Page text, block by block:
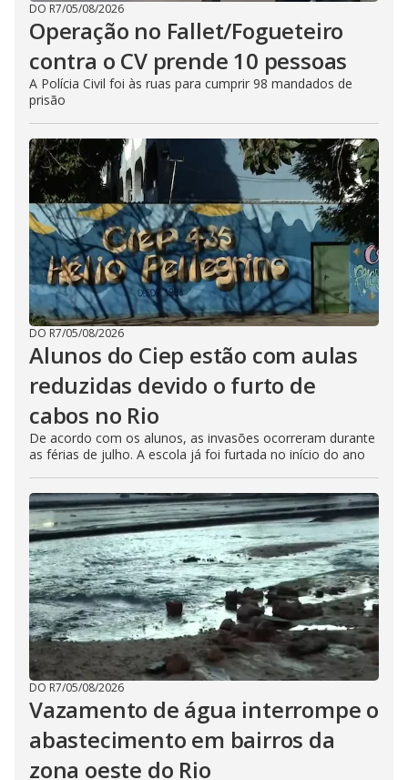
DO R7/05/08/2026
Operação no Fallet/Fogueteiro
contra o CV prende 10 pessoas
A Polícia Civil foi às ruas para cumprir 98 mandados de
prisão
DO R7/05/08/2026
Alunos do Ciep estão com aulas
reduzidas devido o furto de
cabos no Rio
De acordo com os alunos, as invasões ocorreram durante
as férias de julho. A escola já foi furtada no início do ano
DO R7/05/08/2026
Vazamento de água interrompe o
abastecimento em bairros da
zona oeste do Rio